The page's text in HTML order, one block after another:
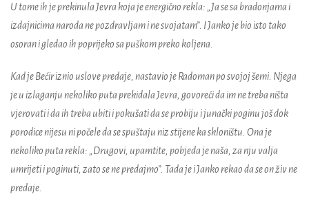
U tome ih je prekinula Jevra koja je energično rekla: „Ja se sa bradonjama i
izdajnicima naroda ne pozdravljam i ne svojatam”. I Janko je bio isto tako
osoran i gledao ih poprijeko sa puškom preko koljena.
Kad je Bećir iznio uslove predaje, nastavio je Radoman po svojoj šemi. Njega
je u izlaganju nekoliko puta prekidala Jevra, govoreći da im ne treba ništa
vjerovati i da ih treba ubiti i pokušati da se probiju i junački poginu još dok
porodice nijesu ni počele da se spuštaju niz stijene ka skloništu. Ona je
nekoliko puta rekla: „Drugovi, upamtite, pobjeda je naša, za nju valja
umrijeti i poginuti, zato se ne predajmo”. Tada je i Janko rekao da se on živ ne
predaje.